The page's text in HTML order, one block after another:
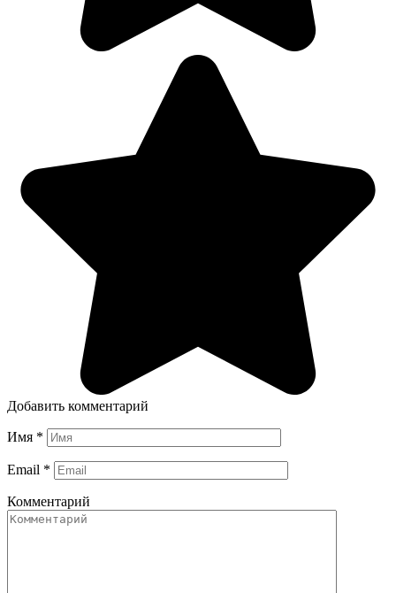
Добавить комментарий
Имя *
Email *
Комментарий